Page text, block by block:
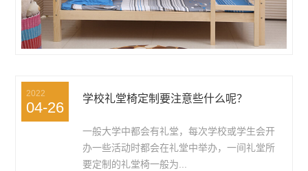
2022
04-26
学校礼堂椅定制要注意些什么呢？
一般大学中都会有礼堂，每次学校或学生会开
办一些活动时都会在礼堂中举办，一间礼堂所
要定制的礼堂椅一般为...